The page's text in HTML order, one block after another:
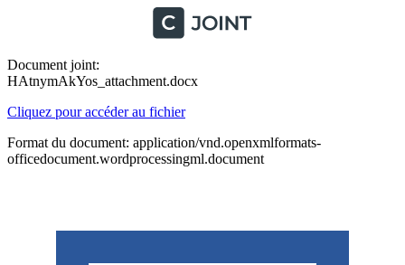
Document joint:
HAtnymAkYos_attachment.docx
Cliquez pour accéder au fichier
Format du document: application/vnd.openxmlformats-
officedocument.wordprocessingml.document